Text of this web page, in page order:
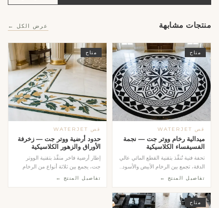
منتجات مشابهة عرض الكل ←
متاح
قص WATERJET
ميدالية رخام ووتر جت — نجمة
الفسيفساء الكلاسيكية
تحفة فنية تُنفَّذ بتقنية القطع المائي عالي
الدقة، تجمع بين الرخام الأبيض والأسود...
تفاصيل المنتج ←
متاح
قص WATERJET
حدود أرضية ووتر جت — زخرفة
الأوراق والزهور الكلاسيكية
إطار أرضية فاخر منفَّذ بتقنية الووتر
جت، يجمع بين ثلاثة أنواع من الرخام
الطبيعي...
تفاصيل المنتج ←
متاح